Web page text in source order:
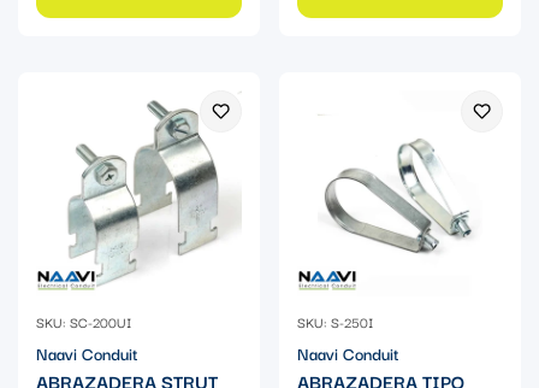
SKU: SC-200UI
Naavi Conduit
ABRAZADERA STRUT
SKU: S-250I
Naavi Conduit
ABRAZADERA TIPO